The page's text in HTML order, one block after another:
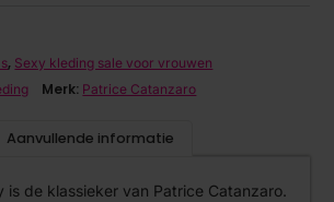
, Sexy kleding sale voor vrouwen
Merk: Patrice Catanzaro
Aanvullende informatie
is de klassieker van Patrice Catanzaro.